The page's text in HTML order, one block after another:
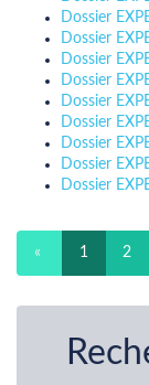
Dossier
Dossier
Dossier
Dossier
Dossier
Dossier
Dossier
Dossier
Dossier
« 1 2